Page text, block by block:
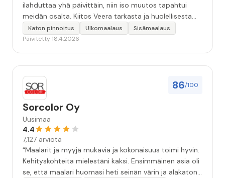
ilahduttaa yhä päivittäin, niin iso muutos tapahtui
meidän osalta. Kiitos Veera tarkasta ja huolellisesta
työstä, sekä ystävällisestä palvelusta!”
Katon pinnoitus Ulkomaalaus
Sisämaalaus
Päivitetty 18.4.2026
86/100
Sorcolor Oy
Uusimaa
4.4
7,127 arviota
“Maalarit ja myyjä mukavia ja kokonaisuus toimi hyvin.
Kehityskohteita mielestäni kaksi. Ensimmäinen asia oli
se, että maalari huomasi heti seinän värin ja alakaton